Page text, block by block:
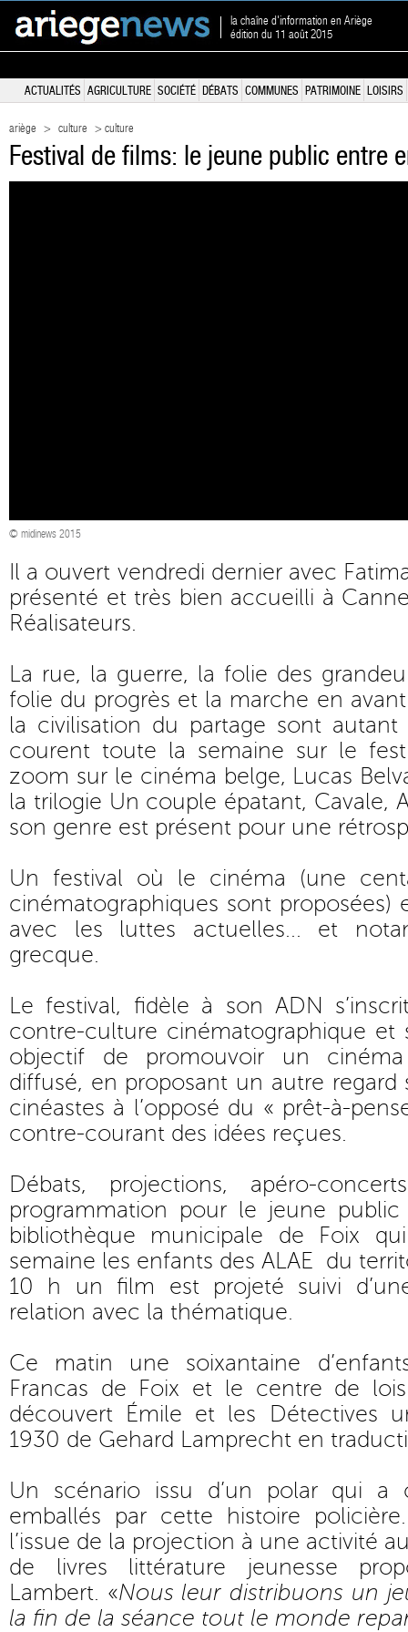
la chaîne d'information en Ariège
édition du 11 août 2015
ACTUALITÉS AGRICULTURE SOCIÉTÉ DÉBATS COMMUNES PATRIMOINE LOISIRS
ariège > culture > culture
Festival de films: le jeune public entre
© midinews 2015
Il a ouvert vendredi dernier avec
présenté et très bien accueilli à
Réalisateurs.
La rue, la guerre, la folie des
folie du progrès et la marche en
la civilisation du partage sont
courent toute la semaine sur le
zoom sur le cinéma belge, Lucas
la trilogie Un couple épatant, Cavale,
son genre est présent pour une
Un festival où le cinéma (une
cinématographiques sont proposées)
avec les luttes actuelles... et
grecque.
Le festival, fidèle à son ADN
contre-culture cinématographique et
objectif de promouvoir un
diffusé, en proposant un autre
cinéastes à l’opposé du « prêt-à-
contre-courant des idées reçues.
Débats, projections, apéro-
programmation pour le jeune
bibliothèque municipale de Foix
semaine les enfants des ALAE du
10 h un film est projeté suivi
relation avec la thématique.
Ce matin une soixantaine
Francas de Foix et le centre de
découvert Émile et les Détectives
1930 de Gehard Lamprecht en
Un scénario issu d’un polar qui a
emballés par cette histoire
l’issue de la projection à une activité
de livres littérature jeunesse
Lambert. «Nous leur distribuons un
la fin de la séance tout le monde